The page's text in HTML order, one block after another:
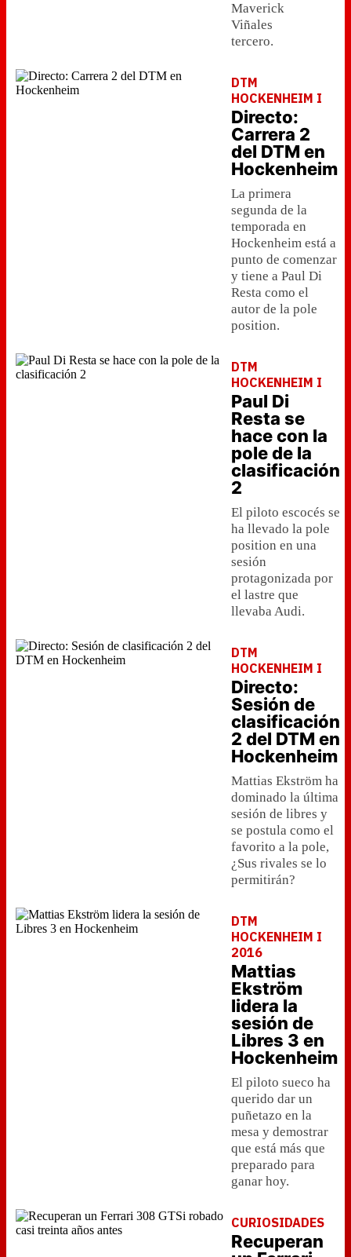
Maverick
Viñales
tercero.
DTM
HOCKENHEIM I
Directo:
Carrera 2
del DTM en
Hockenheim
La primera
segunda de la
temporada en
Hockenheim está a
punto de comenzar
y tiene a Paul Di
Resta como el
autor de la pole
position.
DTM
HOCKENHEIM I
Paul Di
Resta se
hace con la
pole de la
clasificación
2
El piloto escocés se
ha llevado la pole
position en una
sesión
protagonizada por
el lastre que
llevaba Audi.
DTM
HOCKENHEIM I
Directo:
Sesión de
clasificación
2 del DTM en
Hockenheim
Mattias Ekström ha
dominado la última
sesión de libres y
se postula como el
favorito a la pole,
¿Sus rivales se lo
permitirán?
DTM
HOCKENHEIM I
2016
Mattias
Ekström
lidera la
sesión de
Libres 3 en
Hockenheim
El piloto sueco ha
querido dar un
puñetazo en la
mesa y demostrar
que está más que
preparado para
ganar hoy.
CURIOSIDADES
Recuperan